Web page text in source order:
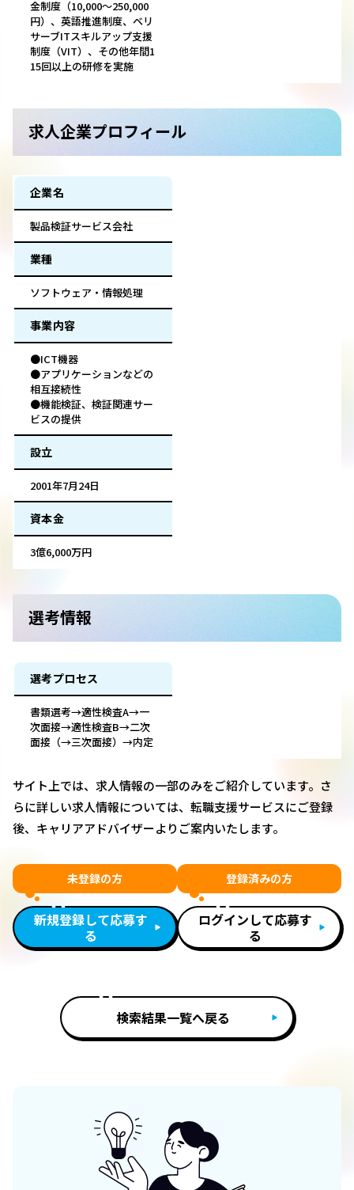
金制度（10,000～250,000
円）、英語推進制度、ベリ
サーブITスキルアップ支援
制度（VIT）、その他年間1
15回以上の研修を実施
求人企業プロフィール
企業名
製品検証サービス会社
業種
ソフトウェア・情報処理
事業内容
●ICT機器
●アプリケーションなどの
相互接続性
●機能検証、検証関連サー
ビスの提供
設立
2001年7月24日
資本金
3億6,000万円
選考情報
選考プロセス
書類選考→適性検査A→一
次面接→適性検査B→二次
面接（→三次面接）→内定
サイト上では、求人情報の一部のみをご紹介しています。さ
らに詳しい求人情報については、転職支援サービスにご登録
後、キャリアアドバイザーよりご案内いたします。
未登録の方
新規登録して応募す
る
登録済みの方
ログインして応募す
る
検索結果一覧へ戻る